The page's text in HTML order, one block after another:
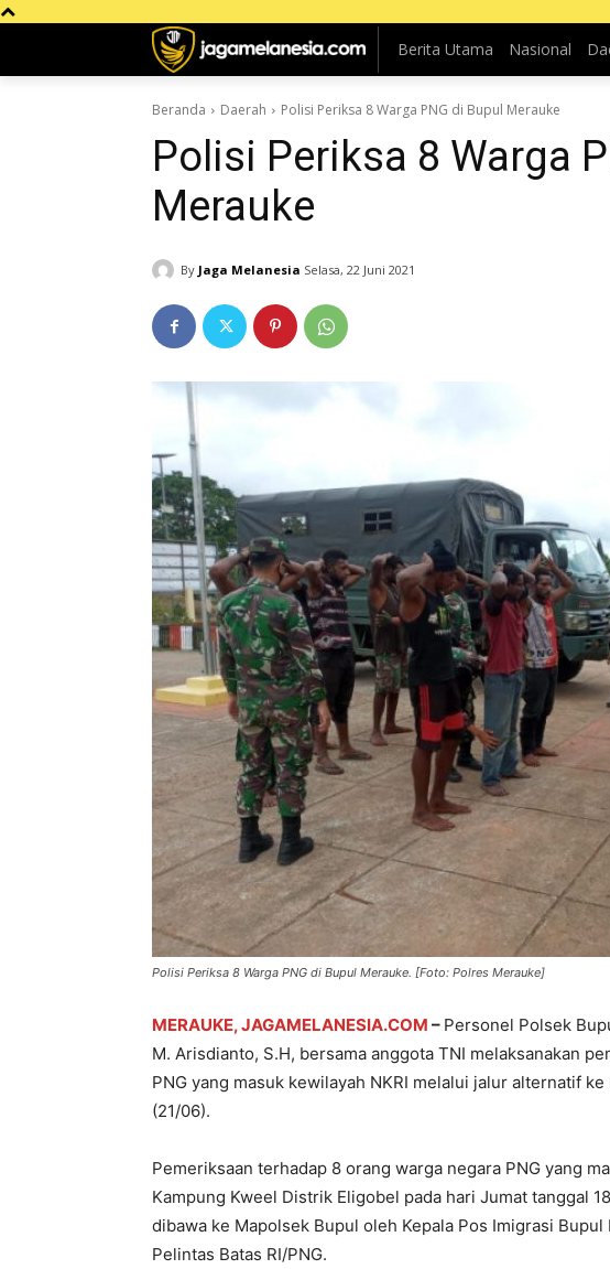
Berita Utama Nasional
Beranda Daerah Polisi Periksa 8 Warga PNG di Bupul Merauke
Polisi Periksa 8 Warga
Merauke
By Jaga Melanesia Selasa, 22 Juni 2021
Polisi Periksa 8 Warga PNG di Bupul Merauke. [Foto: Polres Merauke]
MERAUKE, JAGAMELANESIA.COM – Personel Polsek
M. Arisdianto, S.H, bersama anggota TNI melaksanakan
PNG yang masuk kewilayah NKRI melalui jalur alternatif
(21/06).
Pemeriksaan terhadap 8 orang warga negara PNG yang
Kampung Kweel Distrik Eligobel pada hari Jumat tanggal
dibawa ke Mapolsek Bupul oleh Kepala Pos Imigrasi
Pelintas Batas RI/PNG.